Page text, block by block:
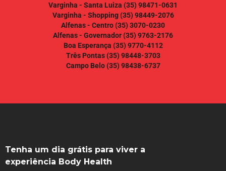
Varginha - Santa Luiza (35) 98471-0631
Varginha - Shopping(35) 98449-2076
Alfenas - Centro(35) 3070-0230
Alfenas - Governador(35) 9763-2176
Boa Esperança (35) 9770-4112
Três Pontas(35) 98448-3703
Campo Belo(35) 98438-6737
Tenha um dia grátis para viver a
experiência Body Health